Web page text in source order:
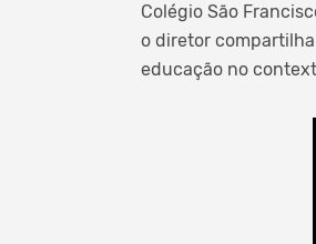
Colégio São
o diretor
educação no